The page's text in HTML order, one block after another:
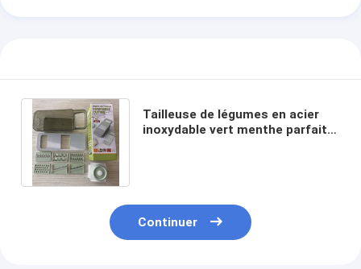
Tailleuse de légumes en acier
inoxydable vert menthe parfaite
Continuer